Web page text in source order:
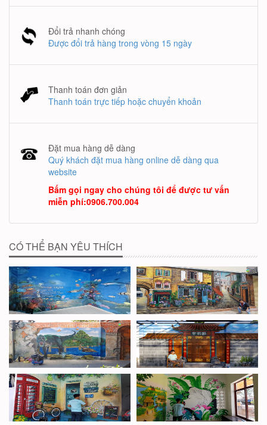
Đổi trả nhanh chóng
Được đổi trả hàng trong vòng 15 ngày
Thanh toán đơn giản
Thanh toán trực tiếp hoặc chuyển khoản
Đặt mua hàng dễ dàng
Quý khách đặt mua hàng online dễ dàng qua
website
Bấm gọi ngay cho chúng tôi để được tư vấn
miễn phí:0906.700.004
CÓ THỂ BẠN YÊU THÍCH